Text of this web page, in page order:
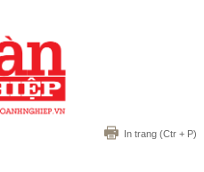
In trang (Ctr + P)